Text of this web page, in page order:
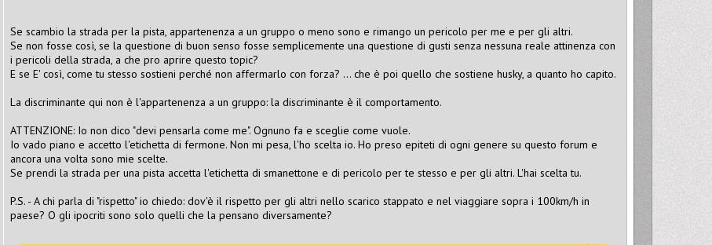
Se scambio la strada per la pista, appartenenza a un gruppo o meno sono e rimango un pericolo per me e per gli altri.
Se non fosse così, se la questione di buon senso fosse semplicemente una questione di gusti senza nessuna reale attinenza con
i pericoli della strada, a che pro aprire questo topic?
E se E' così, come tu stesso sostieni perché non affermarlo con forza? ... che è poi quello che sostiene husky, a quanto ho capito.
La discriminante qui non è l'appartenenza a un gruppo: la discriminante è il comportamento.
ATTENZIONE: Io non dico "devi pensarla come me". Ognuno fa e sceglie come vuole.
Io vado piano e accetto l'etichetta di fermone. Non mi pesa, l'ho scelta io. Ho preso epiteti di ogni genere su questo forum e
ancora una volta sono mie scelte.
Se prendi la strada per una pista accetta l'etichetta di smanettone e di pericolo per te stesso e per gli altri. L'hai scelta tu.
P.S. - A chi parla di "rispetto" io chiedo: dov'è il rispetto per gli altri nello scarico stappato e nel viaggiare sopra i 100km/h in
paese? O gli ipocriti sono solo quelli che la pensano diversamente?